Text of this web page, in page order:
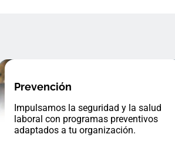
Prevención
Impulsamos la seguridad y la salud
laboral con programas preventivos
adaptados a tu organización.